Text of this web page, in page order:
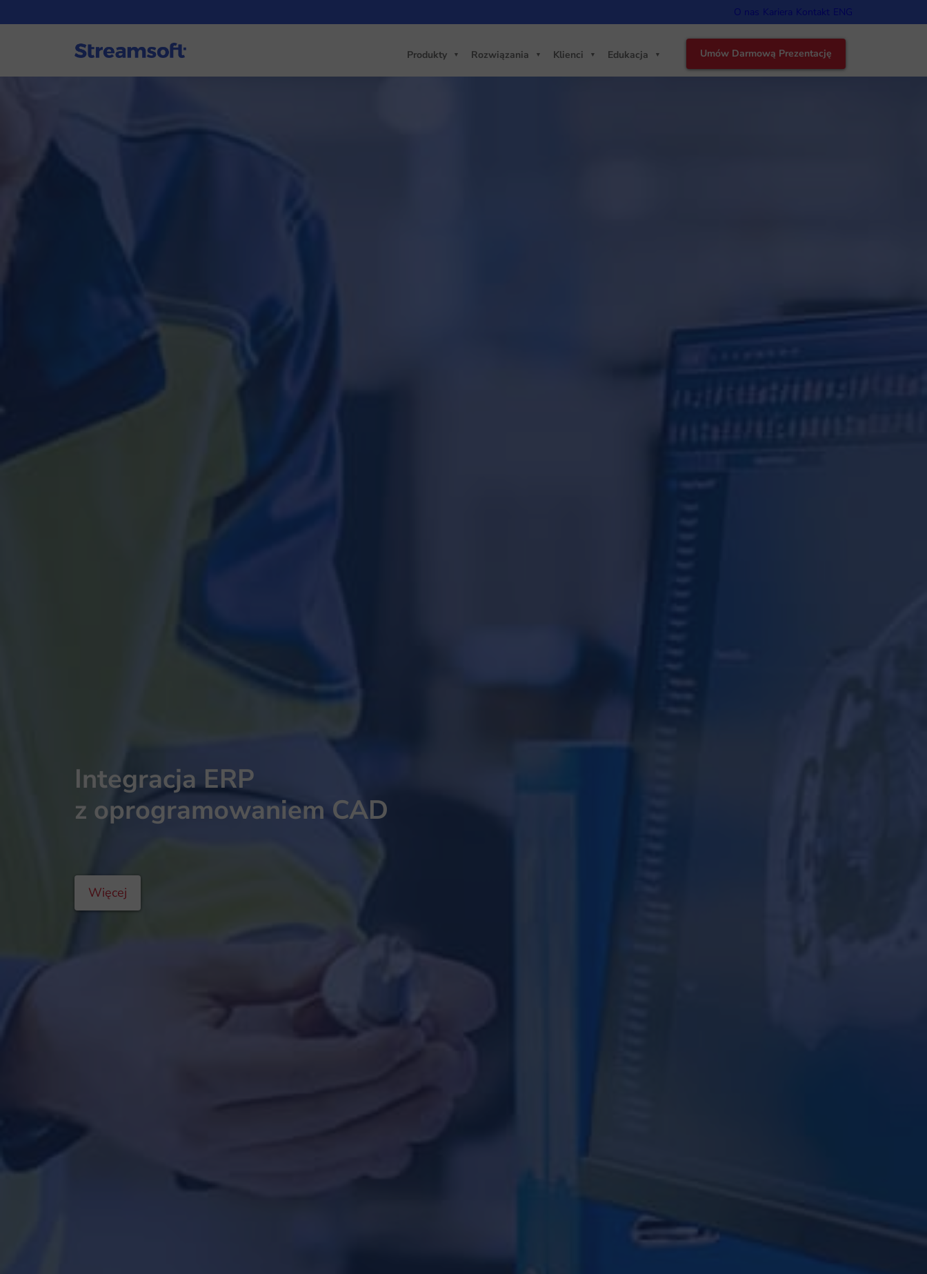
O nas Kariera Kontakt ENG
Produkty Rozwiązania Klienci Edukacja Umów Darmową Prezentację
Integracja ERP
z oprogramowaniem CAD
Więcej